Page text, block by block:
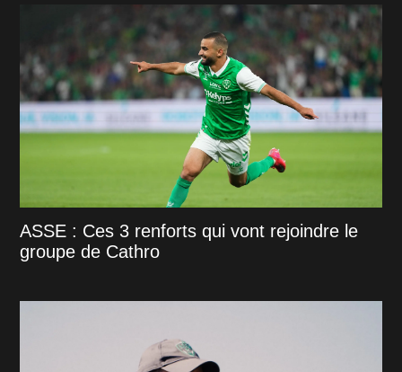
ASSE : Ces 3 renforts qui vont rejoindre le
groupe de Cathro